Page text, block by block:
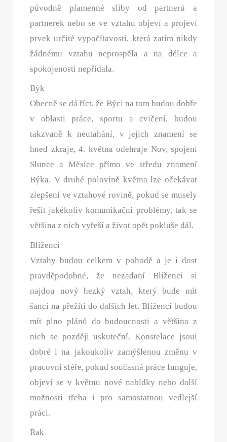
původně plamenné sliby od partnerů a
partnerek nebo se ve vztahu objeví a projeví
prvek určité vypočítavosti, která zatím nikdy
žádnému vztahu neprospěla a na délce a
spokojenosti nepřidala.
Býk
Obecně se dá říct, že Býci na tom budou dobře
v oblasti práce, sportu a cvičení, budou
takzvaně k neutahání, v jejich znamení se
hned zkraje, 4. května odehraje Nov, spojení
Slunce a Měsíce přímo ve středu znamení
Býka. V druhé polovině května lze očekávat
zlepšení ve vztahové rovině, pokud se musely
řešit jakékoliv komunikační problémy, tak se
většina z nich vyřeší a život opět pokluše dál.
Blíženci
Vztahy budou celkem v pohodě a je i dost
pravděpodobné, že nezadaní Blíženci si
najdou nový hezký vztah, který bude mít
šanci na přežití do dalších let. Blíženci budou
mít plno plánů do budoucnosti a většina z
nich se později uskuteční. Konstelace jsoui
dobré i na jakoukoliv zamýšlenou změnu v
pracovní sféře, pokud současná práce funguje,
objeví se v květnu nové nabídky nebo další
možnosti třeba i pro samostatnou vedlejší
práci.
Rak